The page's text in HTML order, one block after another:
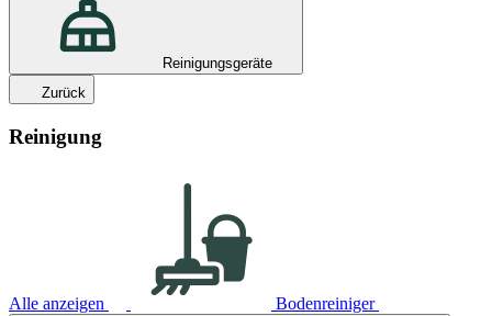
Reinigungsgeräte
Zurück
Reinigung
Alle anzeigen Bodenreiniger